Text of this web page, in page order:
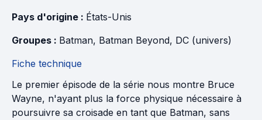
Pays d'origine : États-Unis
Groupes : Batman, Batman Beyond, DC (univers)
Fiche technique
Le premier épisode de la série nous montre Bruce
Wayne, n'ayant plus la force physique nécessaire à
poursuivre sa croisade en tant que Batman, sans